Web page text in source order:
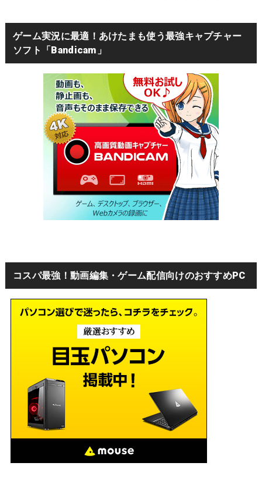
ゲーム実況に最適！あけたまも使う最強キャプチャー
ソフト「Bandicam」
コスパ最強！動画編集・ゲーム配信向けのおすすめPC